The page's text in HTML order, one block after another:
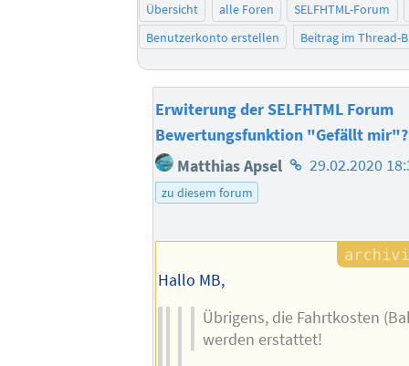
Übersicht alle Foren
SELFHTML-Forum
Benutzerkonto erstellen
Beitrag im Thread-
Erwiterung der SELFHTML Forum
Bewertungsfunktion "Gefällt mir"?
Matthias Apsel Homepage
29.02.2020
zu diesem forum
Hallo MB,
Übrigens, die Fahrtkosten
werden erstattet!